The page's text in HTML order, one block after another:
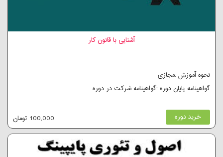
آشنایی با قانون کار
نحوه آموزش :مجازی
گواهینامه پایان دوره :گواهینامه شرکت در دوره
خرید دوره 100,000 تومان